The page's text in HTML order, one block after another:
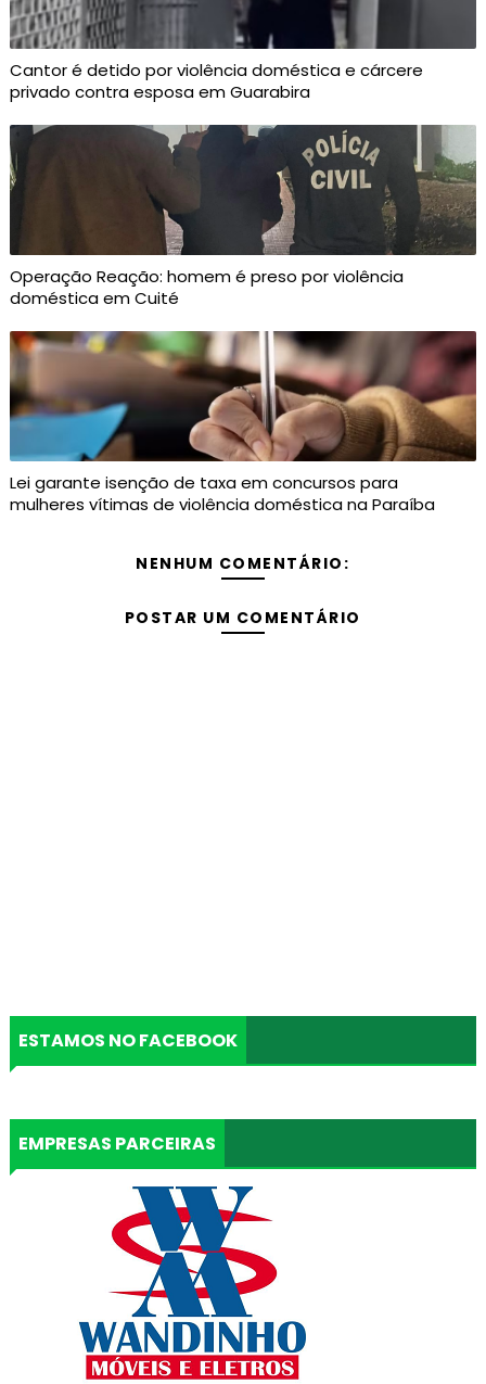
Cantor é detido por violência doméstica e cárcere
privado contra esposa em Guarabira
Operação Reação: homem é preso por violência
doméstica em Cuité
Lei garante isenção de taxa em concursos para
mulheres vítimas de violência doméstica na Paraíba
NENHUM COMENTÁRIO:
POSTAR UM COMENTÁRIO
ESTAMOS NO FACEBOOK
EMPRESAS PARCEIRAS